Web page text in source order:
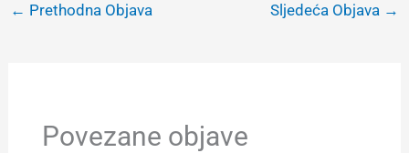
← Prethodna Objava Sljedeća Objava →
Povezane objave